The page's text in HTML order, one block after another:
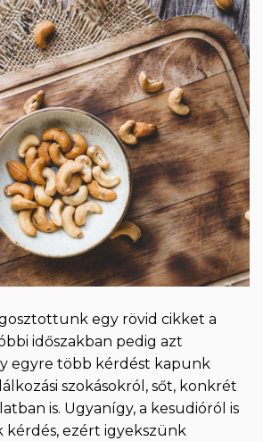
egy rövid cikket a
időszakban pedig azt
egyre több kérdést kapunk
szokásokról, sőt, konkrét
is. Ugyanígy, a kesudióról is
kérdés, ezért igyekszünk